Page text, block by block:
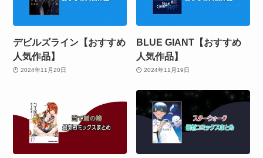
デビルズライン【おすすめ
人気作品】
2024年11月20日
BLUE GIANT【おすすめ
人気作品】
2024年11月19日